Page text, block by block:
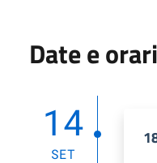
Date e orari
14
SET